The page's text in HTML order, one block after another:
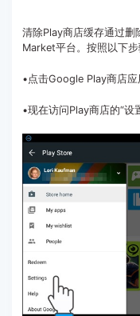
清除Play商店缓存通过
Market平台。按照以下步
•点击Google Play商店应
•现在访问Play商店的“设